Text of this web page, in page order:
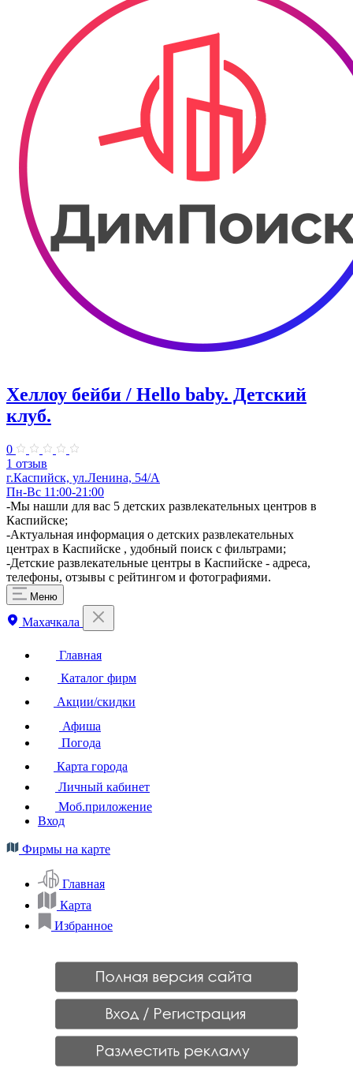
Хеллоу бейби / Hello baby. Детский
клуб.
0
1 отзыв
г.Каспийск, ул.Ленина, 54/А
Пн-Вс 11:00-21:00
-Мы нашли для вас 5 детских развлекательных центров в
Каспийске;
-Актуальная информация о детских развлекательных
центрах в Каспийске , удобный поиск с фильтрами;
-Детские развлекательные центры в Каспийске - адреса,
телефоны, отзывы с рейтингом и фотографиями.
Меню
Махачкала
Главная
Каталог фирм
Акции/скидки
Афиша
Погода
Карта города
Личный кабинет
Моб.приложение
Вход
Фирмы на карте
Главная
Карта
Избранное